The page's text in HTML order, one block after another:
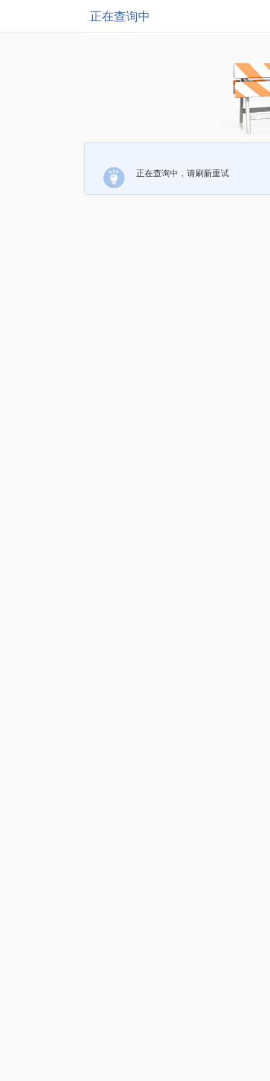
正在查询中
正在查询中，请刷新重试